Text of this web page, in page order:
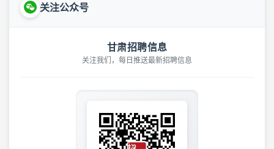
关注公众号
甘肃招聘信息
关注我们，每日推送最新招聘信息